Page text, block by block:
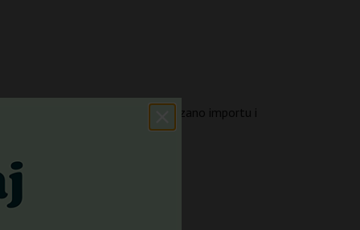
modelu. W 1928 roku zakazano importu i